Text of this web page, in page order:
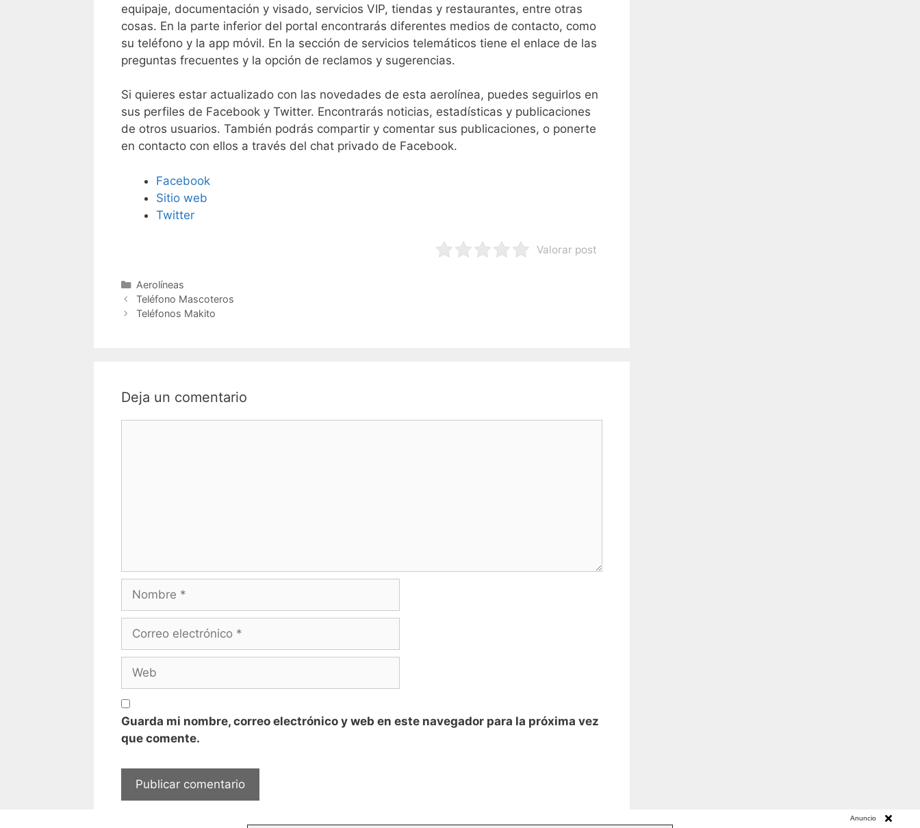
equipaje, documentación y visado, servicios VIP, tiendas y restaurantes, entre otras
cosas. En la parte inferior del portal encontrarás diferentes medios de contacto, como
su teléfono y la app móvil. En la sección de servicios telemáticos tiene el enlace de las
preguntas frecuentes y la opción de reclamos y sugerencias.
Si quieres estar actualizado con las novedades de esta aerolínea, puedes seguirlos en
sus perfiles de Facebook y Twitter. Encontrarás noticias, estadísticas y publicaciones
de otros usuarios. También podrás compartir y comentar sus publicaciones, o ponerte
en contacto con ellos a través del chat privado de Facebook.
Facebook
Sitio web
Twitter
Valorar post
Categorías
Aerolíneas
Navegación
de
Teléfono Mascoteros
Teléfonos Makito
Deja un comentario
Nombre
Correo
Web
Guarda mi nombre, correo electrónico y web en este navegador para la próxima vez
que comente.
Anuncio